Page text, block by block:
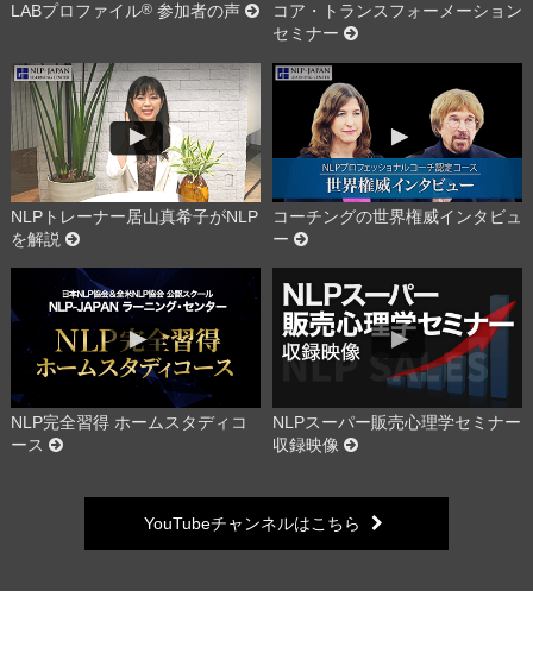
LABプロファイル®参加者の声
コア・トランスフォーメーション
セミナー
NLPトレーナー居山真希子がNLP
を解説
コーチングの世界権威インタビュ
ー
NLP完全習得 ホームスタディコ
ース
NLPスーパー販売心理学セミナー
収録映像
YouTubeチャンネルはこちら